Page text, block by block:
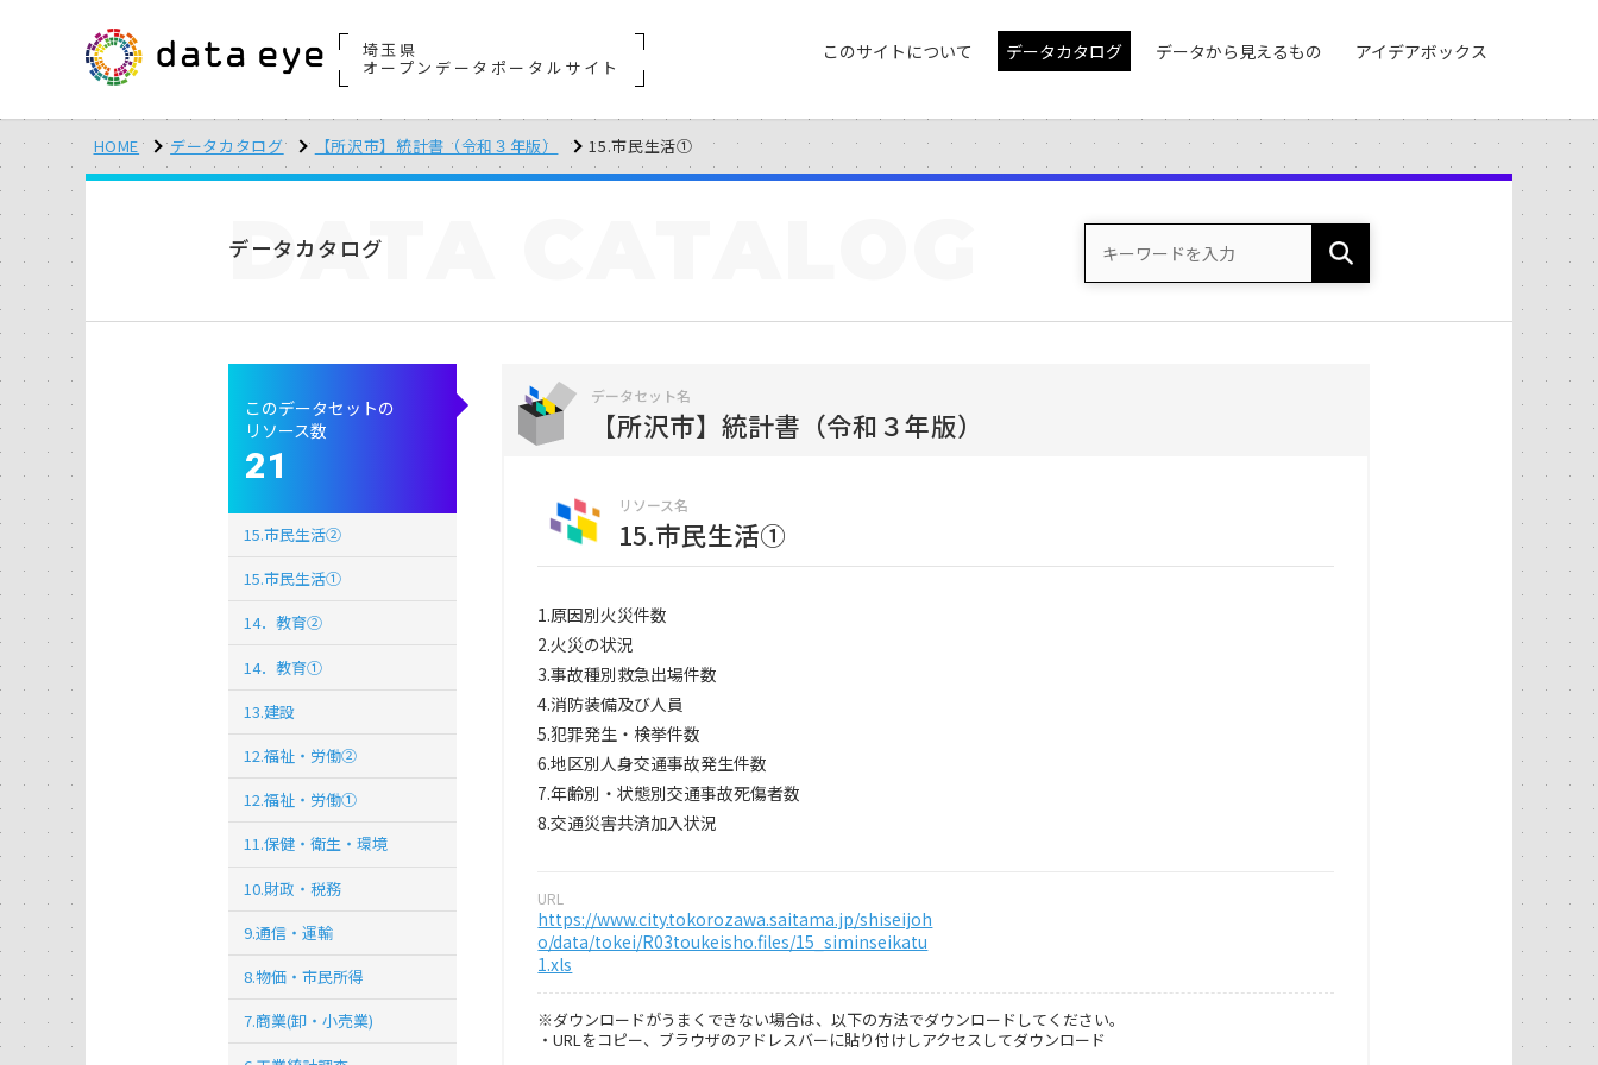
埼玉県
オープンデータポータルサイト
このサイトについて データカタログ データから見えるもの アイデアボックス
HOME データカタログ 【所沢市】統計書（令和３年版） 15.市民生活①
データカタログ
DATA
データセット名
【所沢市】統計書（令和３年版）
リソース名
15.市民生活①
1.原因別火災件数
2.火災の状況
3.事故種別救急出場件数
4.消防装備及び人員
5.犯罪発生・検挙件数
6.地区別人身交通事故発生件数
7.年齢別・状態別交通事故死傷者数
8.交通災害共済加入状況
URL
https://www.city.tokorozawa.saitama.jp/shiseijoh
o/data/tokei/R03toukeisho.files/15_siminseikatu
1.xls
※ダウンロードがうまくできない場合は、以下の方法でダウンロードしてください。
・URLをコピー、ブラウザのアドレスバーに貼り付けしアクセスしてダウンロード
このデータセットの
リソース数
21
15.市民生活②
15.市民生活①
14．教育②
14．教育①
13.建設
12.福祉・労働②
12.福祉・労働①
11.保健・衛生・環境
10.財政・税務
9.通信・運輸
8.物価・市民所得
7.商業(卸・小売業)